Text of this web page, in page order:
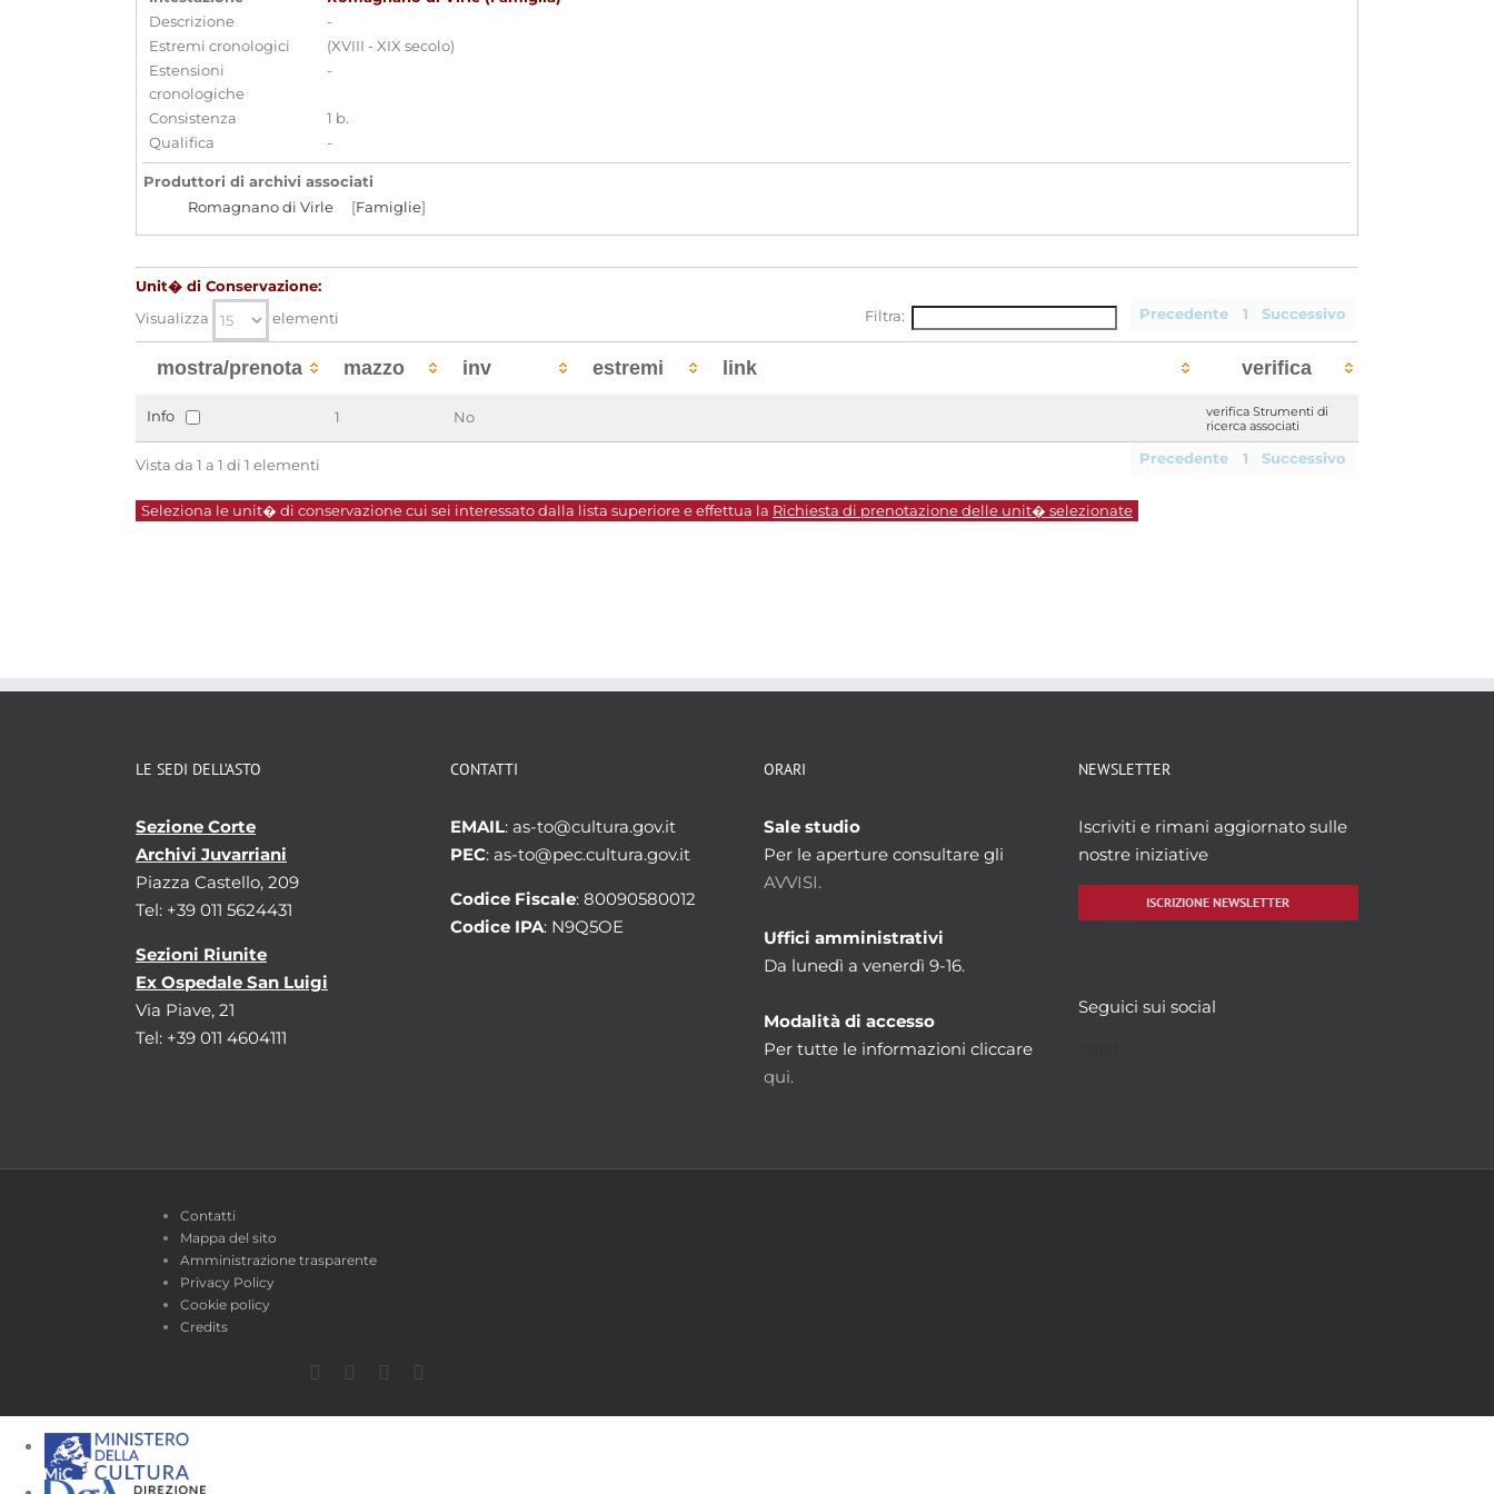
Descrizione
-
Estremi cronologici
(XVIII - XIX secolo)
Estensioni
cronologiche
-
Consistenza
1 b.
Qualifica
-
Produttori di archivi associati
Romagnano di Virle [Famiglie]
Aggregazioni associate al record corrente
Tipo di archivio
Archivi di famiglia o persona
Temi
Storia di famiglia, Genealogia e Biografie
Politica
Unit� di Conservazione:
Precedente
1 Successivo
Visualizza elementi Filtra:
mostra/prenota mazzo inv estremi link verifica
Info 1 No
verifica Strumenti di
ricerca associati
Vista da 1 a 1 di 1 elementi Precedente 1 Successivo
Seleziona le unit� di conservazione cui sei interessato dalla lista superiore e effettua la Richiesta di prenotazione delle unit� selezionate
LE SEDI DELL’ASTO
Sezione Corte
Archivi Juvarriani
Piazza Castello, 209
Tel: +39 011 5624431
Sezioni Riunite
Ex Ospedale San Luigi
Via Piave, 21
Tel: +39 011 4604111
CONTATTI
EMAIL: as-to@cultura.gov.it
PEC: as-to@pec.cultura.gov.it
Codice Fiscale: 80090580012
Codice IPA: N9Q5OE
ORARI
Sale studio
Per le aperture consultare gli
AVVISI.
Uffici amministrativi
Da lunedì a venerdì 9-16.
Modalità di accesso
Per tutte le informazioni cliccare
qui.
NEWSLETTER
Iscriviti e rimani aggiornato sulle
nostre iniziative
ISCRIZIONE NEWSLETTER
Seguici sui social
Contatti
Mappa del sito
Amministrazione trasparente
Privacy Policy
Cookie policy
Credits
Facebook
TwitterYouTube